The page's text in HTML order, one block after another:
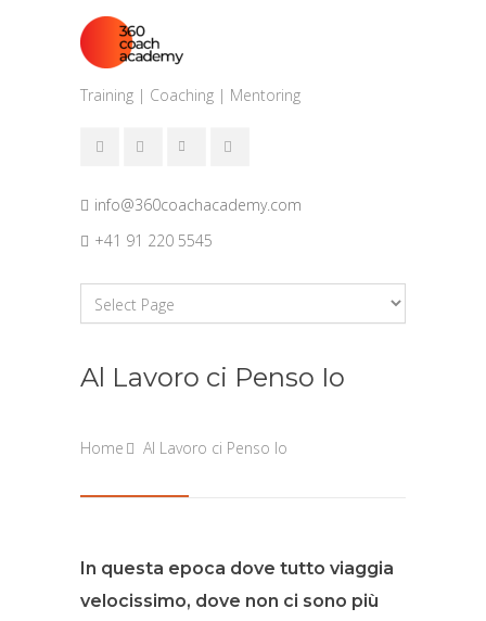
Training | Coaching | Mentoring
info@360coachacademy.com
+41 91 220 5545
Al Lavoro ci Penso Io
Home Al Lavoro ci Penso Io
In questa epoca dove tutto viaggia
velocissimo, dove non ci sono più